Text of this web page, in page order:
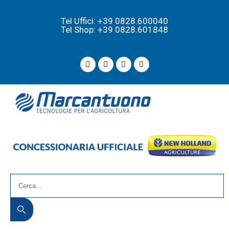
Tel Uffici: +39 0828.600040
Tel Shop: +39 0828.601848